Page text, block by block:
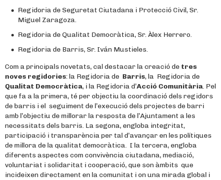
Regidoria de Seguretat Ciutadana i Protecció Civil, Sr.
Miguel Zaragoza.
Regidoria de Qualitat Democràtica, Sr. Àlex Herrero.
Regidoria de Barris, Sr. Iván Mustieles.
Com a principals novetats, cal destacar la creació de tres
noves regidories: la Regidoria de Barris, la Regidoria de
Qualitat Democràtica, i la Regidoria d’Acció Comunitària. Pel
que fa a la primera, té per objectiu la coordinació dels regidors
de barris i el seguiment de l’execució dels projectes de barri
amb l’objectiu de millorar la resposta de l’Ajuntament a les
necessitats dels barris. La segona, engloba integritat,
participació i transparència per tal d’avançar en les polítiques
de millora de la qualitat democràtica. I la tercera, engloba
diferents aspectes com convivència ciutadana, mediació,
voluntariat i solidaritat i cooperació, que son àmbits que
incideixen directament en la comunitat i on una mirada global i